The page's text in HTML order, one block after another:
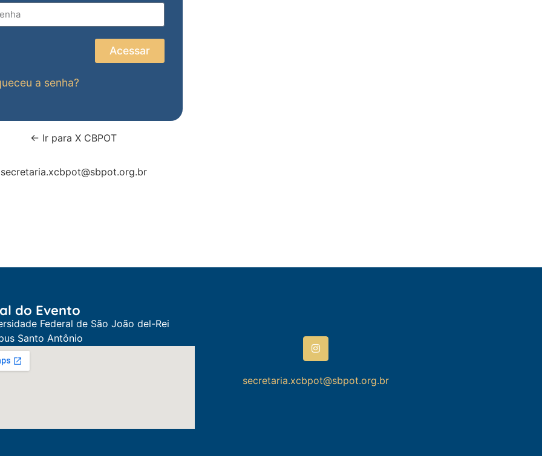
Acessar
a senha?
← Ir para X CBPOT
secretaria.xcbpot@sbpot.org.br
do Evento
Federal de São João del-Rei
Santo Antônio
secretaria.xcbpot@sbpot.org.br